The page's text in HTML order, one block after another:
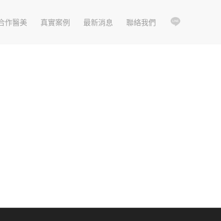
作醫美 真實案例 最新消息 聯絡我們